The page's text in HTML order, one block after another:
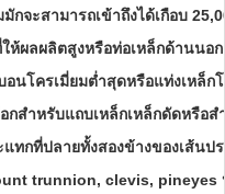
กจะสามารถเข้าถึงได้เกือบ
ห้ผลผลิตสูงหรือท่อเหล็กด้านนอ
อนโครเมี่ยมต่ำสุดหรือแท่งเหล็ก
กสำหรับแถบเหล็กเหล็กดัดหรือส
แทกที่ปลายทั้งสองข้างของเส้นป
trunnion, clevis, pineyes